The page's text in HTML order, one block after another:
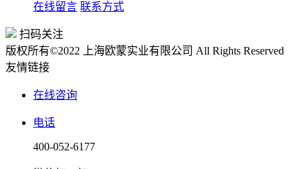
在线留言 联系方式
扫码关注
版权所有©2022 上海欧蒙实业有限公司 All Rights Reserved
友情链接
在线咨询
电话
400-052-6177